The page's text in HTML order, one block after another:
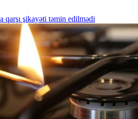
qarşı şikayəti təmin edilmədi